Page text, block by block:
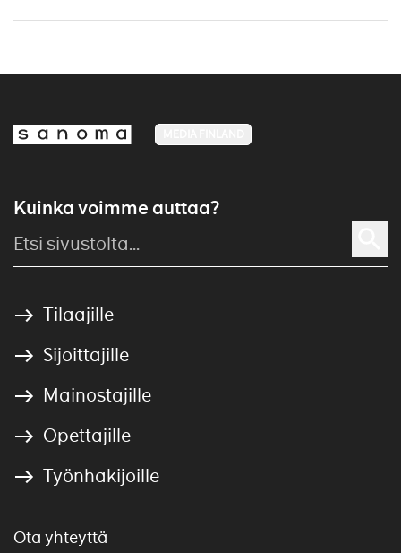
Kuinka voimme auttaa?
Tilaajille
Sijoittajille
Mainostajille
Opettajille
Työnhakijoille
Ota yhteyttä